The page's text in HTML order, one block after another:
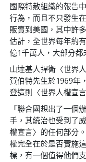
國際特赦組織的報告
行為，而且不只發生
販賣到美國，其中許
估計，全世界每年約
億1千萬人，大部分都
山達基人捍衛〈世界
賀伯特先生於1969年
登這則〈世界人權宣
「聯合國想出了一個
手，其統治也受到了
權宣言〉的任何部分
權完全在於是否實施
標，有一個值得他們